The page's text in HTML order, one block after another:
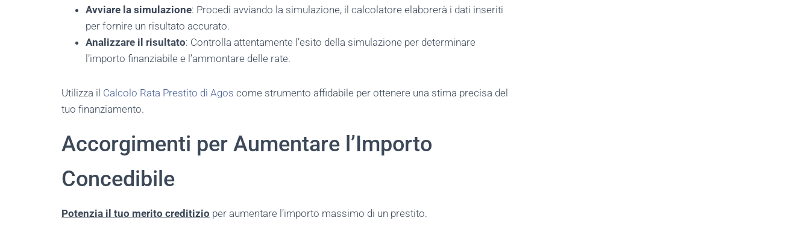
Avviare la simulazione: Procedi avviando la simulazione, il calcolatore elaborerà i dati inseriti
per fornire un risultato accurato.
Analizzare il risultato: Controlla attentamente l’esito della simulazione per determinare
l’importo finanziabile e l’ammontare delle rate.
Utilizza il Calcolo Rata Prestito di Agos come strumento affidabile per ottenere una stima precisa del
tuo finanziamento.
Accorgimenti per Aumentare l’Importo
Concedibile
Potenzia il tuo merito creditizio per aumentare l’importo massimo di un prestito.